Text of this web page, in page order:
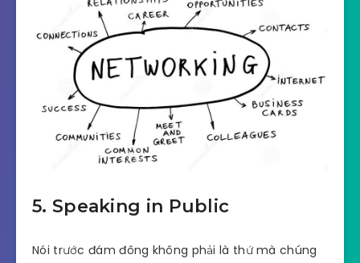
5. Speaking in Public
Nói trước đám đông không phải là thứ mà chúng